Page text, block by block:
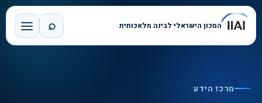
המכון הישראלי לבינה מלאכותית ⌕
מרכז הידע